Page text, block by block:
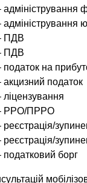
ПДВ
ПДВ
на
податок
РРО/ПРРО
реєстрація/
реєстрація/
борг